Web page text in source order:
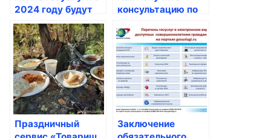
2024 году будут
предоставляться
россиянам?
консультацию по
паспортных услуг
Праздничный
Заключение